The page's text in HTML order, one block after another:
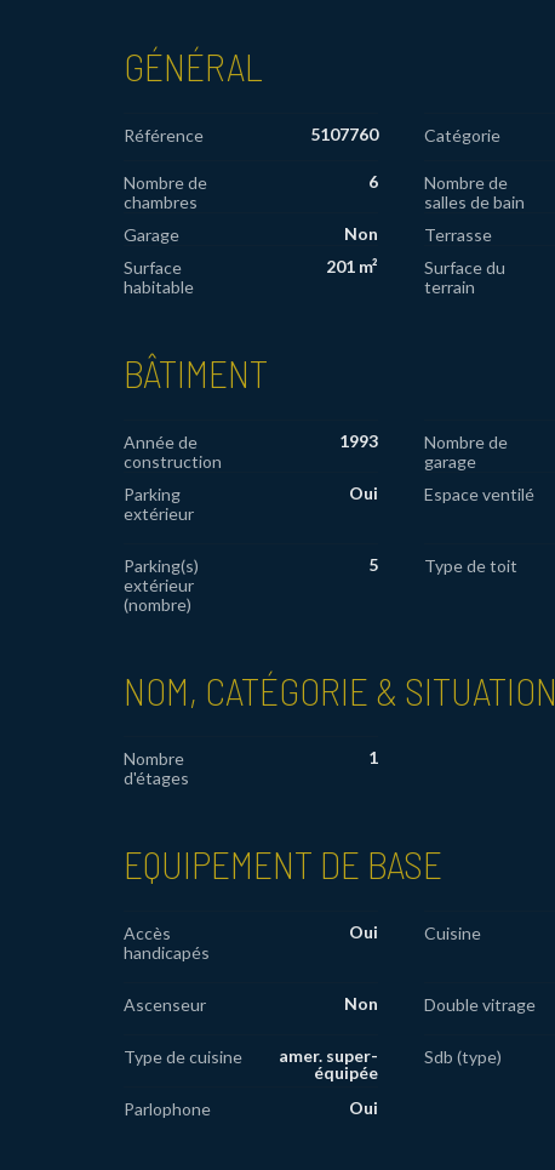
GÉNÉRAL
Référence 5107760 Catégorie
Nombre de
chambres
6
Nombre de
salles de bain
Garage Non Terrasse
Surface
habitable
201 m²
Surface du
terrain
BÂTIMENT
Année de
construction
1993
Nombre de
garage
Parking
extérieur
Oui Espace ventilé
Parking(s)
extérieur
(nombre)
5 Type de toit
NOM, CATÉGORIE & SITUATION
Nombre
d'étages
1
EQUIPEMENT DE BASE
Accès
handicapés
Oui Cuisine
Ascenseur Non Double vitrage
Type de cuisine
amer. super-
équipée
Sdb (type)
Parlophone
Oui